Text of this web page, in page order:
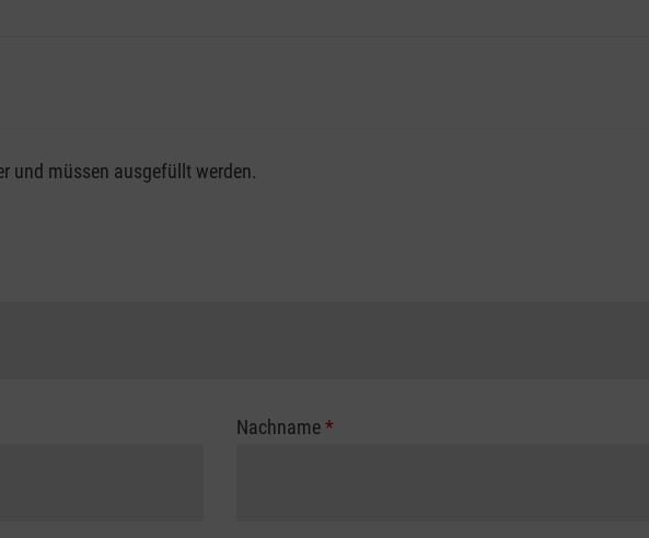
/ Unfallkasse nutzen, beachten Sie bitte, dass die
vollen Kursgebühr als Selbstzahler.
und müssen ausgefüllt werden.
Nachname*